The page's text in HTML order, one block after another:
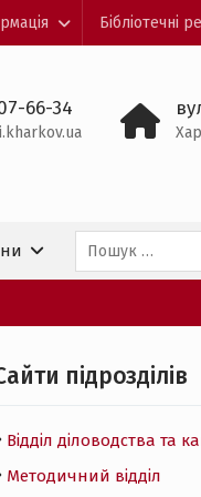
Бібліотечні
66-34
Пошук:
підрозділів
Відділ діловодства та
Методичний відділ